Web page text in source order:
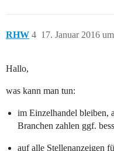
RHW 17. Januar 2016
4
Hallo,
was kann man tun:
im Einzelhandel bleiben,
Branchen zahlen ggf.
auf alle Stellenanzeigen